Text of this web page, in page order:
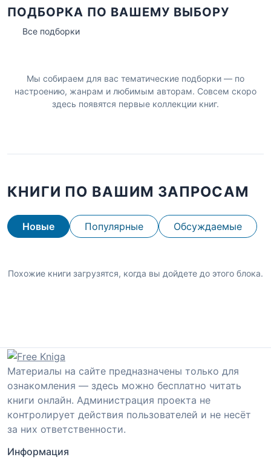
ПОДБОРКА ПО ВАШЕМУ ВЫБОРУ
Все подборки
Мы собираем для вас тематические подборки — по
настроению, жанрам и любимым авторам. Совсем скоро
здесь появятся первые коллекции книг.
КНИГИ ПО ВАШИМ ЗАПРОСАМ
Новые Популярные Обсуждаемые
Похожие книги загрузятся, когда вы дойдете до этого блока.
Материалы на сайте предназначены только для
ознакомления — здесь можно бесплатно читать
книги онлайн. Администрация проекта не
контролирует действия пользователей и не несёт
за них ответственности.
Информация